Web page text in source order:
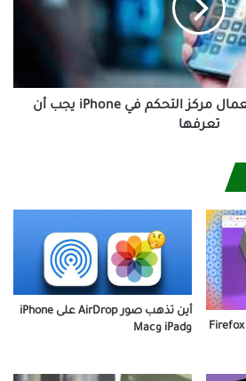
أفضل 7 نصائح لاستعمال مركز التحكم في iPhone يجب أن
تعرفها
أين تذهب صور AirDrop على iPhone
وiPad وMac
أفضل 10 إعدادات لتخصيص Firefox